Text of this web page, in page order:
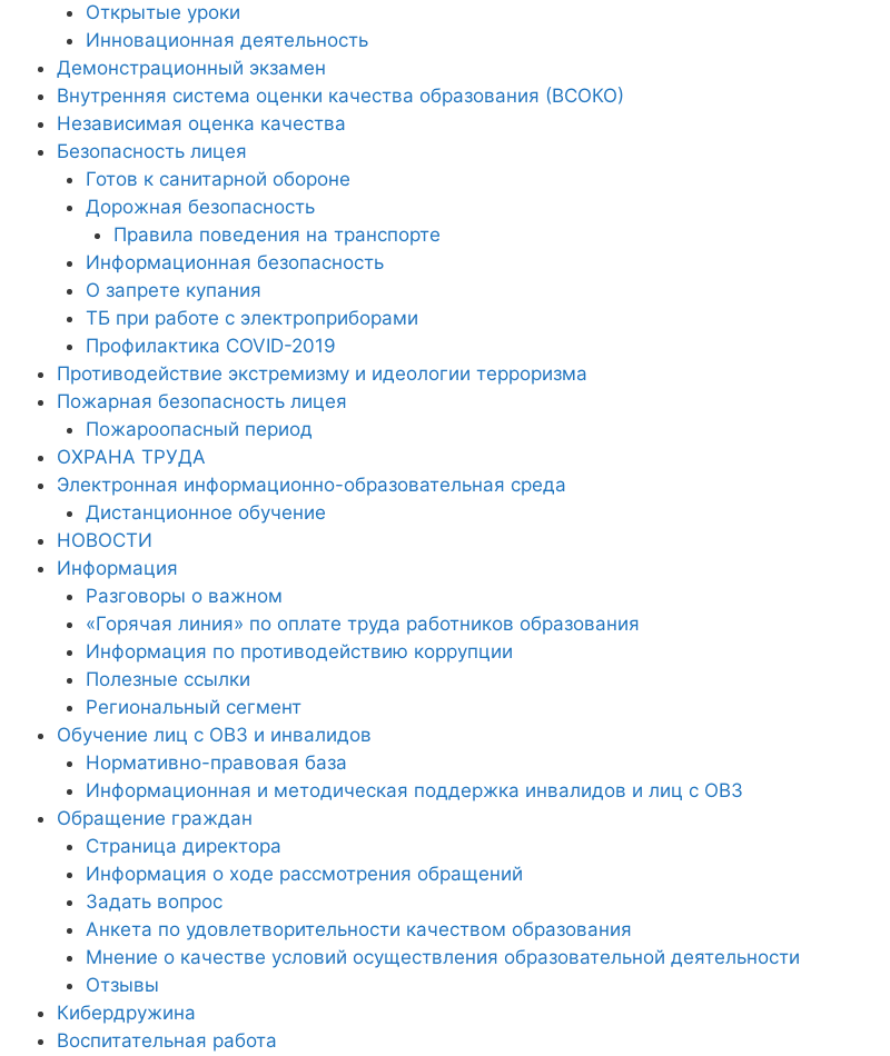
Открытые уроки
Инновационная деятельность
Демонстрационный экзамен
Внутренняя система оценки качества образования (ВСОКО)
Независимая оценка качества
Безопасность лицея
Готов к санитарной обороне
Дорожная безопасность
Правила поведения на транспорте
Информационная безопасность
О запрете купания
ТБ при работе с электроприборами
Профилактика COVID-2019
Противодействие экстремизму и идеологии терроризма
Пожарная безопасность лицея
Пожароопасный период
ОХРАНА ТРУДА
Электронная информационно-образовательная среда
Дистанционное обучение
НОВОСТИ
Информация
Разговоры о важном
«Горячая линия» по оплате труда работников образования
Информация по противодействию коррупции
Полезные ссылки
Региональный сегмент
Обучение лиц с ОВЗ и инвалидов
Нормативно-правовая база
Информационная и методическая поддержка инвалидов и лиц с ОВЗ
Обращение граждан
Страница директора
Информация о ходе рассмотрения обращений
Задать вопрос
Анкета по удовлетворительности качеством образования
Мнение о качестве условий осуществления образовательной деятельности
Отзывы
Кибердружина
Воспитательная работа